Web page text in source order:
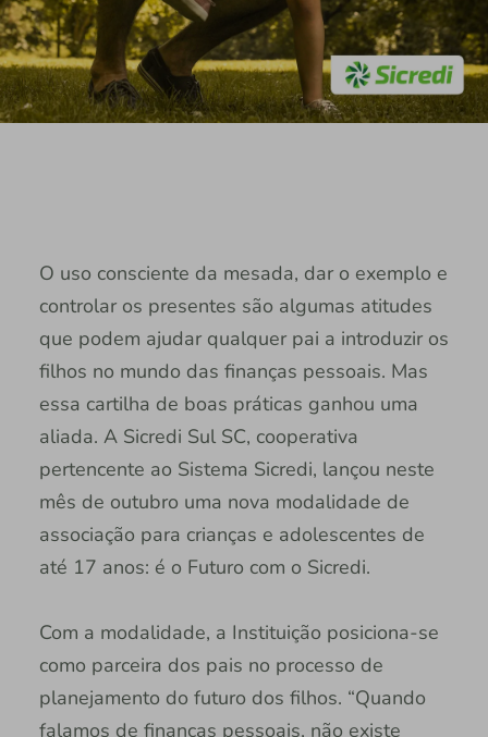
O uso consciente da mesada, dar o exemplo e
controlar os presentes são algumas atitudes
que podem ajudar qualquer pai a introduzir os
filhos no mundo das finanças pessoais. Mas
essa cartilha de boas práticas ganhou uma
aliada. A Sicredi Sul SC, cooperativa
pertencente ao Sistema Sicredi, lançou neste
mês de outubro uma nova modalidade de
associação para crianças e adolescentes de
até 17 anos: é o Futuro com o Sicredi.
Com a modalidade, a Instituição posiciona-se
como parceira dos pais no processo de
planejamento do futuro dos filhos. “Quando
falamos de finanças pessoais, não existe